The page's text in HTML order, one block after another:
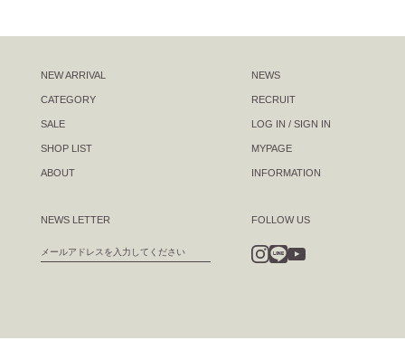
NEW ARRIVAL
CATEGORY
SALE
SHOP LIST
ABOUT
NEWS LETTER
NEWS
RECRUIT
LOG IN / SIGN IN
MYPAGE
INFORMATION
FOLLOW US